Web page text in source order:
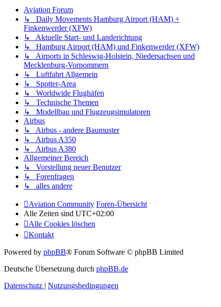
Aviation Forum
↳ Daily Movements Hamburg Airport (HAM) +
Finkenwerder (XFW)
↳ Aktuelle Start- und Landerichtung
↳ Hamburg Airport (HAM) und Finkenwerder (XFW)
↳ Airports in Schleswig-Holstein, Niedersachsen und
Mecklenburg-Vorpommern
↳ Luftfahrt Allgemein
↳ Spotter-Area
↳ Worldwide Flughäfen
↳ Technische Themen
↳ Modellbau und Flugzeugsimulatoren
Airbus
↳ Airbus - andere Baumuster
↳ Airbus A350
↳ Airbus A380
Allgemeiner Bereich
↳ Vorstellung neuer Benutzer
↳ Forenfragen
↳ alles andere
Aviation Community Foren-Übersicht
Alle Zeiten sind UTC+02:00
Alle Cookies löschen
Kontakt
Powered by phpBB® Forum Software © phpBB Limited
Deutsche Übersetzung durch phpBB.de
Datenschutz
Nutzungsbedingungen